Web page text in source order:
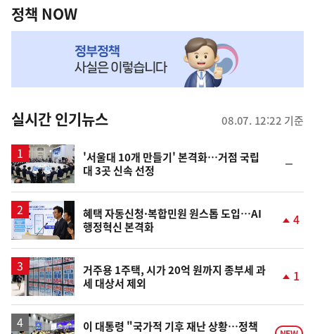
책
NOW,
뉴
스
정책 NOW
실시간 인기뉴스 08.07. 12:22 기준
'서울대 10개 만들기' 본격화…거점 국립
대 3곳 신속 선정
일
혜택 자동신청·복합민원 원스톱 도입…AI
행정혁신 본격화
4
거주용 1주택, 시가 20억 원까지 종부세 과
세 대상서 제외
승
1
이 대통령 "국가적 기후 재난 상황…정책